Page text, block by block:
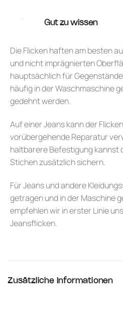
Gut zu wissen
Die Flicken haften am besten
und nicht imprägnierten
hauptsächlich für
häufig in der Waschmaschine
gedehnt werden.
Auf einer Jeans kann der
vorübergehende Reparatur
haltbarere Befestigung kannst
Stichen zusätzlich sichern.
Für Jeans und andere
getragen und in der Maschine
empfehlen wir in erster Linie
Jeansflicken.
Zusätzliche Informationen